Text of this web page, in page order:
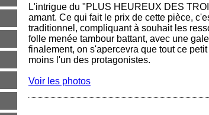
L'intrigue du "PLUS HEUREUX DES
amant. Ce qui fait le prix de cette pièce,
traditionnel, compliquant à souhait les
folle menée tambour battant, avec une
finalement, on s'apercevra que tout ce
moins l'un des protagonistes.
Voir les photos